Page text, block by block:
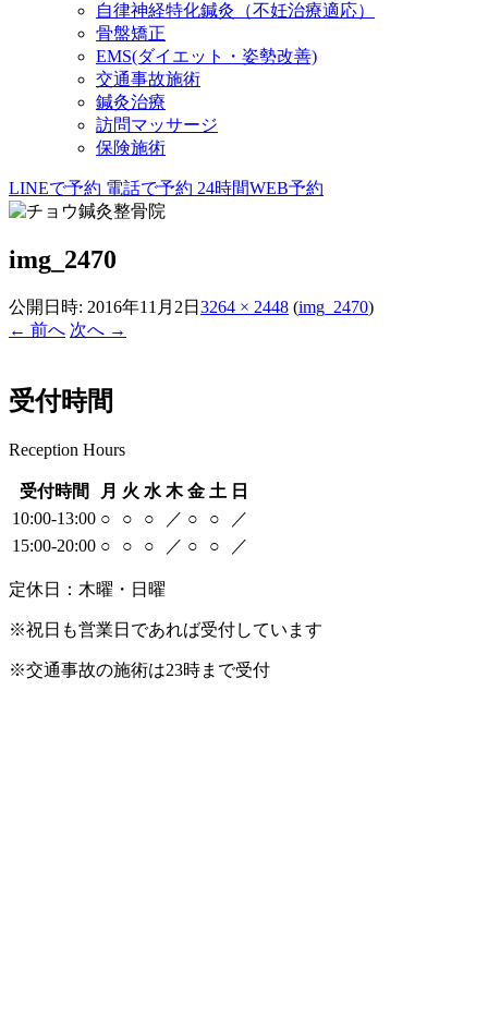
自律神経特化鍼灸（不妊治療適応）
骨盤矯正
EMS(ダイエット・姿勢改善)
交通事故施術
鍼灸治療
訪問マッサージ
保険施術
LINEで予約 電話で予約 24時間WEB予約
img_2470
公開日時: 2016年11月2日 3264 × 2448 (img_2470)
← 前へ 次へ →
受付時間
Reception Hours
受付時間 月 火 水 木 金 土 日
10:00-13:00 ○ ○ ○ ／ ○ ○
／
15:00-20:00 ○ ○ ○ ／ ○ ○ ／
定休日：木曜・日曜
※祝日も営業日であれば受付しています
※交通事故の施術は23時まで受付